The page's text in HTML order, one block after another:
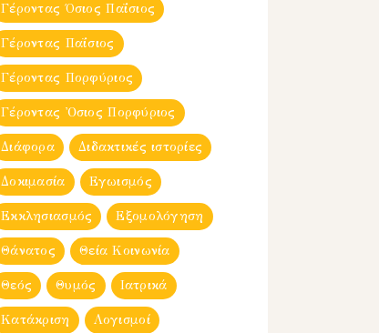
Γέροντας Όσιος Παΐσιος
Γέροντας Παΐσιος
Γέροντας Πορφύριος
Γέροντας Ὀσιος Πορφύριος
Διάφορα Διδακτικές ιστορίες
Δοκιμασία Εγωισμός
Εκκλησιασμός Εξομολόγηση
Θάνατος Θεία Κοινωνία
Θεός Θυμός Ιατρικά
Κατάκριση Λογισμοί